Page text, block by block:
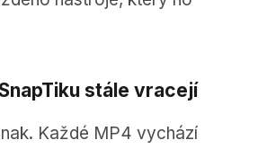
stále vracejí
Každé MP4 vychází